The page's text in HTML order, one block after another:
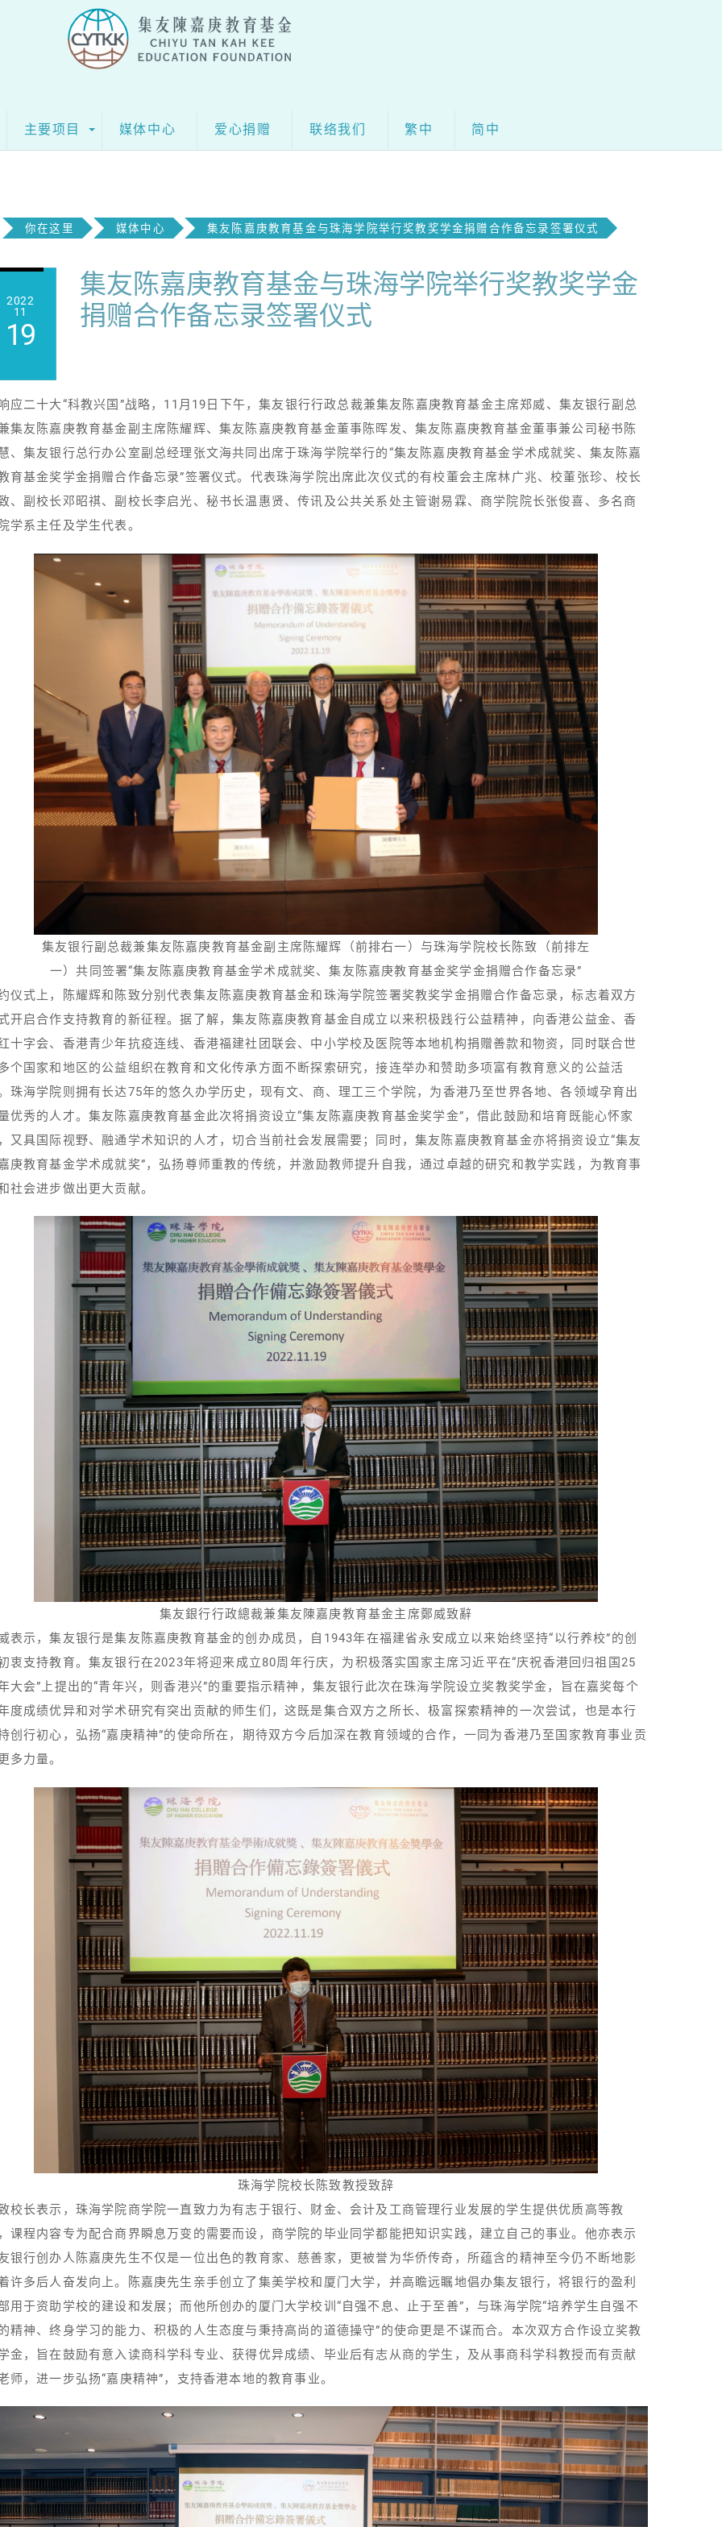
主要项目 媒体中心 爱心捐赠 联络我们 繁中 简中
你在这里 媒体中心 集友陈嘉庚教育基金与珠海学院举行奖教奖学金捐赠合作备忘录签署仪式
2022
11
19
集友陈嘉庚教育基金与珠海学院举行奖教奖学金
捐赠合作备忘录签署仪式
应二十大“科教兴国”战略，11月19日下午，集友银行行政总裁兼集友陈嘉庚教育基金主席郑威、集友银行副总
集友陈嘉庚教育基金副主席陈耀辉、集友陈嘉庚教育基金董事陈晖发、集友陈嘉庚教育基金董事兼公司秘书陈
、集友银行总行办公室副总经理张文海共同出席于珠海学院举行的“集友陈嘉庚教育基金学术成就奖、集友陈嘉
育基金奖学金捐赠合作备忘录”签署仪式。代表珠海学院出席此次仪式的有校董会主席林广兆、校董张珍、校长
、副校长邓昭祺、副校长李启光、秘书长温惠贤、传讯及公共关系处主管谢易霖、商学院院长张俊喜、多名商
学系主任及学生代表。
集友银行副总裁兼集友陈嘉庚教育基金副主席陈耀辉（前排右一）与珠海学院校长陈致（前排左
一）共同签署“集友陈嘉庚教育基金学术成就奖、集友陈嘉庚教育基金奖学金捐赠合作备忘录”
仪式上，陈耀辉和陈致分别代表集友陈嘉庚教育基金和珠海学院签署奖教奖学金捐赠合作备忘录，标志着双方
开启合作支持教育的新征程。据了解，集友陈嘉庚教育基金自成立以来积极践行公益精神，向香港公益金、香
十字会、香港青少年抗疫连线、香港福建社团联会、中小学校及医院等本地机构捐赠善款和物资，同时联合世
个国家和地区的公益组织在教育和文化传承方面不断探索研究，接连举办和赞助多项富有教育意义的公益活
珠海学院则拥有长达75年的悠久办学历史，现有文、商、理工三个学院，为香港乃至世界各地、各领域孕育出
优秀的人才。集友陈嘉庚教育基金此次将捐资设立“集友陈嘉庚教育基金奖学金”，借此鼓励和培育既能心怀家
又具国际视野、融通学术知识的人才，切合当前社会发展需要；同时，集友陈嘉庚教育基金亦将捐资设立“集友
庚教育基金学术成就奖”，弘扬尊师重教的传统，并激励教师提升自我，通过卓越的研究和教学实践，为教育事
社会进步做出更大贡献。
集友銀行行政總裁兼集友陳嘉庚教育基金主席鄭威致辭
表示，集友银行是集友陈嘉庚教育基金的创办成员，自1943年在福建省永安成立以来始终坚持“以行养校”的创
衷支持教育。集友银行在2023年将迎来成立80周年行庆，为积极落实国家主席习近平在“庆祝香港回归祖国25
大会”上提出的“青年兴，则香港兴”的重要指示精神，集友银行此次在珠海学院设立奖教奖学金，旨在嘉奖每个
度成绩优异和对学术研究有突出贡献的师生们，这既是集合双方之所长、极富探索精神的一次尝试，也是本行
创行初心，弘扬“嘉庚精神”的使命所在，期待双方今后加深在教育领域的合作，一同为香港乃至国家教育事业贡
多力量。
珠海学院校长陈致教授致辞
校长表示，珠海学院商学院一直致力为有志于银行、财金、会计及工商管理行业发展的学生提供优质高等教
课程内容专为配合商界瞬息万变的需要而设，商学院的毕业同学都能把知识实践，建立自己的事业。他亦表示
银行创办人陈嘉庚先生不仅是一位出色的教育家、慈善家，更被誉为华侨传奇，所蕴含的精神至今仍不断地影
许多后人奋发向上。陈嘉庚先生亲手创立了集美学校和厦门大学，并高瞻远瞩地倡办集友银行，将银行的盈利
用于资助学校的建设和发展；而他所创办的厦门大学校训“自强不息、止于至善”，与珠海学院“培养学生自强不
精神、终身学习的能力、积极的人生态度与秉持高尚的道德操守”的使命更是不谋而合。本次双方合作设立奖教
金，旨在鼓励有意入读商科学科专业、获得优异成绩、毕业后有志从商的学生，及从事商科学科教授而有贡献
师，进一步弘扬“嘉庚精神”，支持香港本地的教育事业。